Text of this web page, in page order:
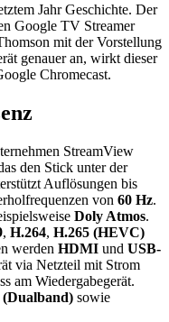
Jahr Geschichte. Der
Google TV Streamer
mit der Vorstellung
genauer an, wirkt dieser
Chromecast.
StreamView
den Stick unter der
Auflösungen bis
von 60 Hz.
Doly Atmos.
, H.264, H.265 (HEVC)
werden HDMI und USB-
via Netzteil mit Strom
am Wiedergabegerät.
(Dualband) sowie